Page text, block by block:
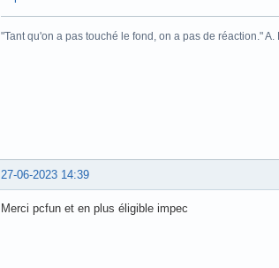
"Tant qu'on a pas touché le fond, on a pas de réaction." A.
27-06-2023 14:39
Merci pcfun et en plus éligible impec